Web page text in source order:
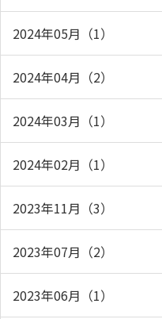
2024年05月（1）
2024年04月（2）
2024年03月（1）
2024年02月（1）
2023年11月（3）
2023年07月（2）
2023年06月（1）